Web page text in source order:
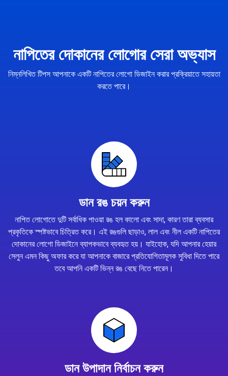
নাপিতের দোকানের লোগোর সেরা অভ্যাস
নিম্নলিখিত টিপস আপনাকে একটি নাপিতের লোগো ডিজাইন করার প্রক্রিয়াতে সহায়তা
করতে পারে।
ডান রঙ চয়ন করুন
নাপিত লোগোতে দুটি সর্বাধিক পাওয়া রঙ হল কালো এবং সাদা, কারণ তারা ব্যবসার
প্রকৃতিকে স্পষ্টভাবে চিত্রিত করে। এই রঙগুলি ছাড়াও, লাল এবং নীল একটি নাপিতের
দোকানের লোগো ডিজাইনে ব্যাপকভাবে ব্যবহৃত হয়। যাইহোক, যদি আপনার হেয়ার
সেলুন এমন কিছু অফার করে যা আপনাকে বাজারে প্রতিযোগিতামূলক সুবিধা দিতে পারে
তবে আপনি একটি ভিন্ন রঙ বেছে নিতে পারেন।
ডান উপাদান নির্বাচন করুন